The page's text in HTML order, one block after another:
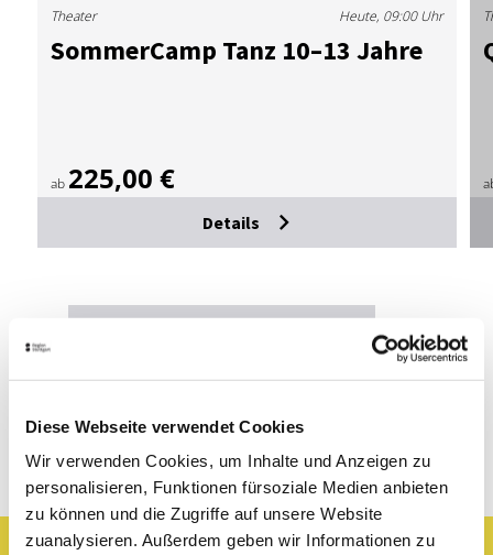
Diese Webseite verwendet Cookies
Wir verwenden Cookies, um Inhalte und Anzeigen zu
personalisieren, Funktionen fürsoziale Medien anbieten
zu können und die Zugriffe auf unsere Website
zuanalysieren. Außerdem geben wir Informationen zu
Som­mer­Camp Tanz 10–13 Jah­re
Theater Heute, 09:00 Uhr
ab 225,00 €
Details
Theater, Oper, Ballett:
Locations
Ergebnisse filtern Karte anzeigen